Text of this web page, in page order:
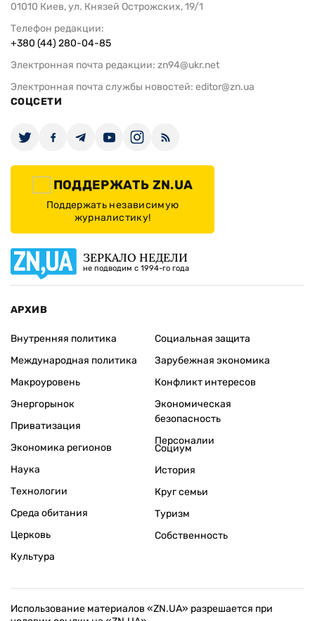
01010 Киев, ул. Князей Острожских, 19/1
Телефон редакции:
+380 (44) 280-04-85
Электронная почта редакции: zn94@ukr.net
Электронная почта службы новостей: editor@zn.ua
СОЦСЕТИ
ПОДДЕРЖАТЬ ZN.UA
Поддержать независимую
журналистику!
ЗЕРКАЛО НЕДЕЛИ
не подводим с 1994-го года
АРХИВ
Внутренняя политика
Международная политика
Макроуровень
Энергорынок
Приватизация
Экономика регионов
Социальная защита
Зарубежная экономика
Конфликт интересов
Экономическая
безопасность
Персоналии
Наука
Технологии
Среда обитания
Церковь
Культура
Социум
История
Круг семьи
Туризм
Собственность
Использование материалов «ZN.UA» разрешается при